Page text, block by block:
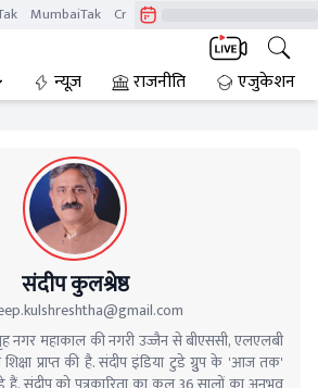
MumbaiTak CrimeTak
न्यूज़ राजनीति एजुकेशन
संदीप कुलश्रेष्ठ
नगर महाकाल की नगरी उज्जैन से बीएससी, एलएलबी
प्राप्त की है. संदीप इंडिया टुडे ग्रुुप के 'आज तक'